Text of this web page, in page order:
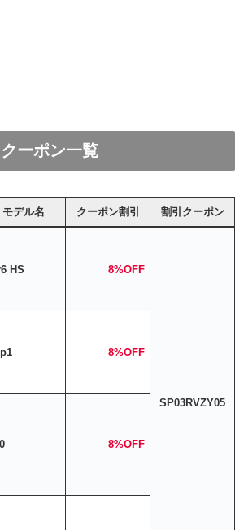
ーポン一覧
モデル名 クーポン割引 割引クーポン
HS 8%OFF
SP03RVZY05
8%OFF
8%OFF